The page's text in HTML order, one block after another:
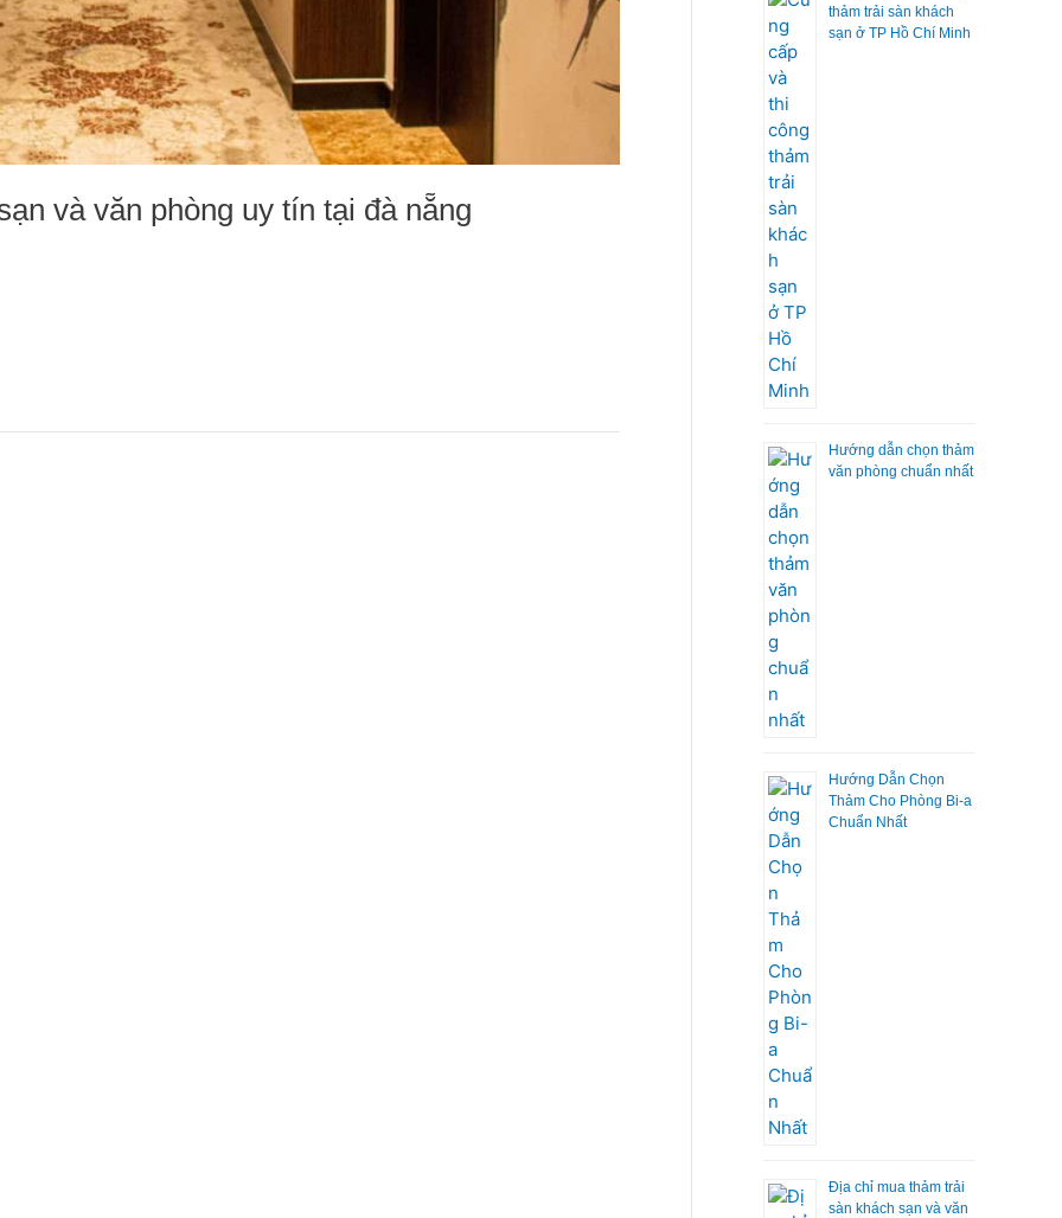
và văn phòng uy tín tại đà nẵng
thảm trải sàn khách
sạn ở TP Hồ Chí Minh
Hướng dẫn chọn thảm
văn phòng chuẩn nhất
Hướng Dẫn Chọn
Thảm Cho Phòng Bi-a
Chuẩn Nhất
Địa chỉ mua thảm trải
sàn khách sạn và văn